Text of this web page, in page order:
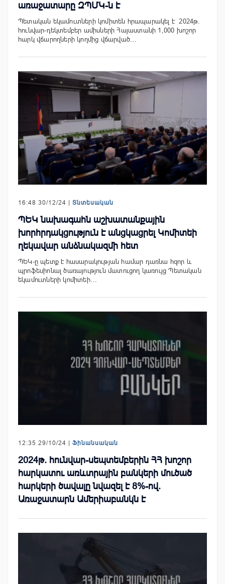
առաջատարը ԶՊՄԿ-ն է
Պետական եկամուտների կոմիտեն հրապարակել է 2024թ.
հունվար-դեկտեմբեր ամիսների Հայաստանի 1,000 խոշոր
հարկ վճարողների կողմից վճարված…
16:48 30/12/24 | Տնտեսական
ՊԵԿ նախագահն աշխատանքային
խորհրդակցություն է անցկացրել Կոմիտեի
ղեկավար անձնակազմի հետ
ՊԵԿ-ը պետք է հասարակության համար դառնա հզոր և
պրոֆեսիոնալ ծառայություն մատուցող կառույց Պետական
եկամուտների կոմիտեի…
12:35 29/10/24 | Ֆինանսական
2024թ. հունվար-սեպտեմբերին ՀՀ խոշոր
հարկատու առևտրային բանկերի մուծած
հարկերի ծավալը նվազել է 8%-ով.
Առաջատարն Ամերիաբանկն է